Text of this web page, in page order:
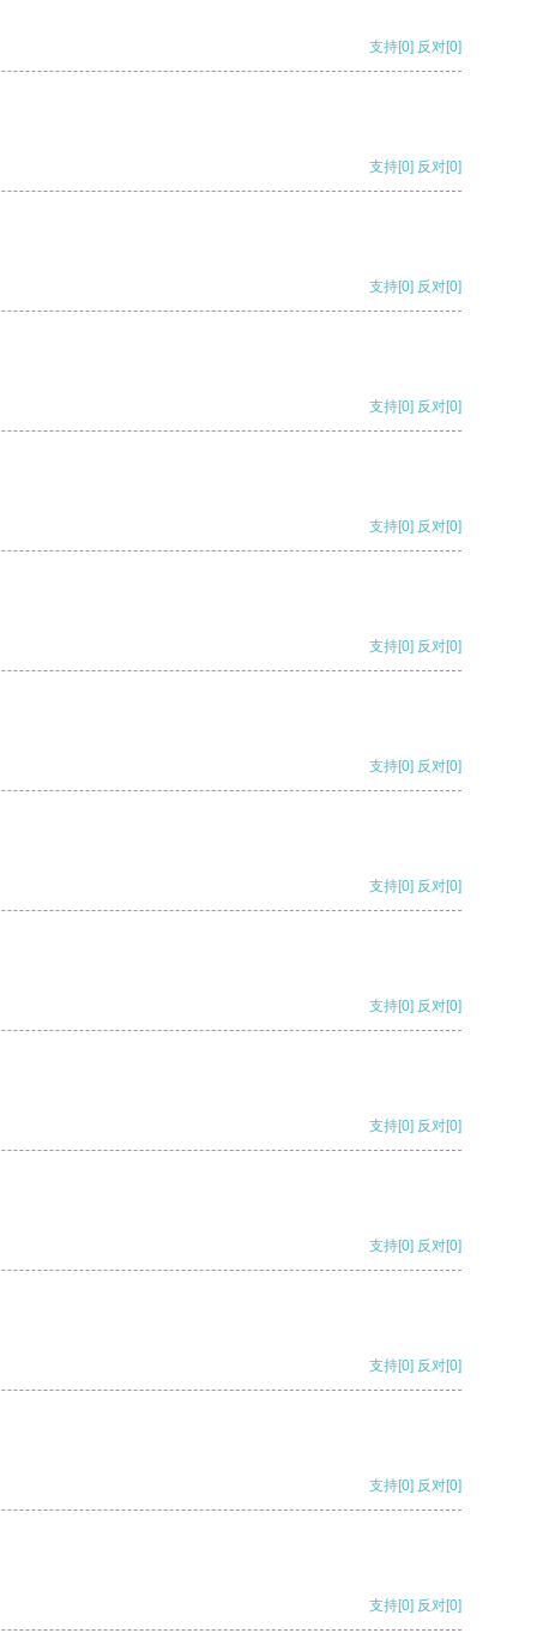
支持[0] 反对[0]
支持[0] 反对[0]
支持[0] 反对[0]
支持[0] 反对[0]
支持[0] 反对[0]
支持[0] 反对[0]
支持[0] 反对[0]
支持[0] 反对[0]
支持[0] 反对[0]
支持[0] 反对[0]
支持[0] 反对[0]
支持[0] 反对[0]
支持[0] 反对[0]
支持[0] 反对[0]